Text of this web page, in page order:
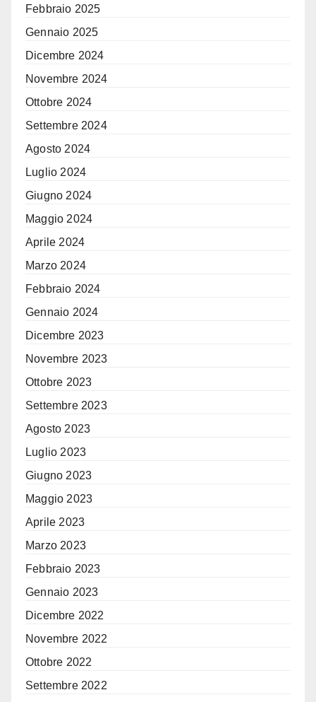
Febbraio 2025
Gennaio 2025
Dicembre 2024
Novembre 2024
Ottobre 2024
Settembre 2024
Agosto 2024
Luglio 2024
Giugno 2024
Maggio 2024
Aprile 2024
Marzo 2024
Febbraio 2024
Gennaio 2024
Dicembre 2023
Novembre 2023
Ottobre 2023
Settembre 2023
Agosto 2023
Luglio 2023
Giugno 2023
Maggio 2023
Aprile 2023
Marzo 2023
Febbraio 2023
Gennaio 2023
Dicembre 2022
Novembre 2022
Ottobre 2022
Settembre 2022